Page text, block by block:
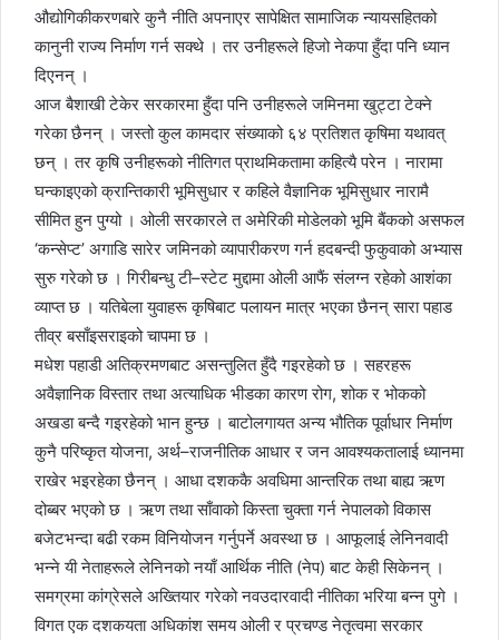
औद्योगिकीकरणबारे कुनै नीति अपनाएर सापेक्षित सामाजिक न्यायसहितको
कानुनी राज्य निर्माण गर्न सक्थे । तर उनीहरूले हिजो नेकपा हुँदा पनि ध्यान
दिएनन् ।
आज बैशाखी टेकेर सरकारमा हुँदा पनि उनीहरूले जमिनमा खुट्टा टेक्ने
गरेका छैनन् । जस्तो कुल कामदार संख्याको ६४ प्रतिशत कृषिमा यथावत्
छन् । तर कृषि उनीहरूको नीतिगत प्राथमिकतामा कहित्यै परेन । नारामा
घन्काइएको क्रान्तिकारी भूमिसुधार र कहिले वैज्ञानिक भूमिसुधार नारामै
सीमित हुन पुग्यो । ओली सरकारले त अमेरिकी मोडेलको भूमि बैंकको असफल
‘कन्सेप्ट’ अगाडि सारेर जमिनको व्यापारीकरण गर्न हदबन्दी फुकुवाको अभ्यास
सुरु गरेको छ । गिरीबन्धु टी–स्टेट मुद्दामा ओली आफैं संलग्न रहेको आशंका
व्याप्त छ । यतिबेला युवाहरू कृषिबाट पलायन मात्र भएका छैनन् सारा पहाड
तीव्र बसाँइसराइको चापमा छ ।
मधेश पहाडी अतिक्रमणबाट असन्तुलित हुँदै गइरहेको छ । सहरहरू
अवैज्ञानिक विस्तार तथा अत्याधिक भीडका कारण रोग, शोक र भोकको
अखडा बन्दै गइरहेको भान हुन्छ । बाटोलगायत अन्य भौतिक पूर्वाधार निर्माण
कुनै परिष्कृत योजना, अर्थ–राजनीतिक आधार र जन आवश्यकतालाई ध्यानमा
राखेर भइरहेका छैनन् । आधा दशककै अवधिमा आन्तरिक तथा बाह्य ऋण
दोब्बर भएको छ । ऋण तथा साँवाको किस्ता चुक्ता गर्न नेपालको विकास
बजेटभन्दा बढी रकम विनियोजन गर्नुपर्ने अवस्था छ । आफूलाई लेनिनवादी
भन्ने यी नेताहरूले लेनिनको नयाँ आर्थिक नीति (नेप) बाट केही सिकेनन् ।
समग्रमा कांग्रेसले अख्तियार गरेको नवउदारवादी नीतिका भरिया बन्न पुगे ।
विगत एक दशकयता अधिकांश समय ओली र प्रचण्ड नेतृत्वमा सरकार